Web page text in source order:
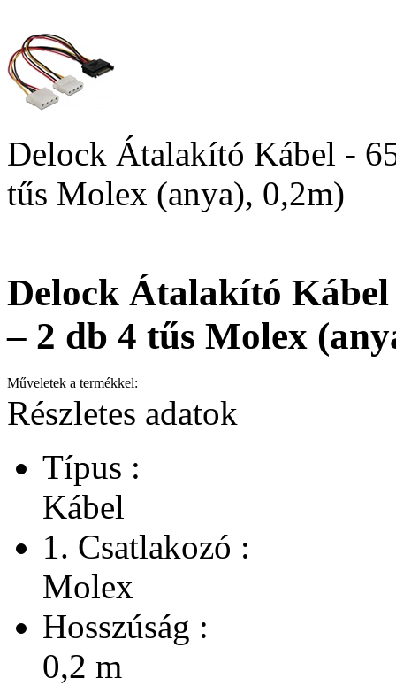
Delock Átalakító Kábel -
tűs Molex (anya), 0,2m)
Delock Átalakító Kábel
– 2 db 4 tűs Molex
Műveletek a termékkel:
Részletes adatok
Típus :
Kábel
1. Csatlakozó :
Molex
Hosszúság :
0,2 m